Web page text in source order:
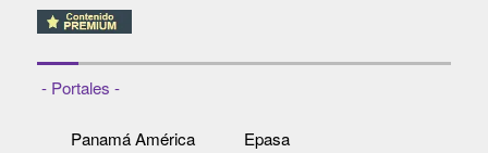
- Portales -
Panamá América Epasa